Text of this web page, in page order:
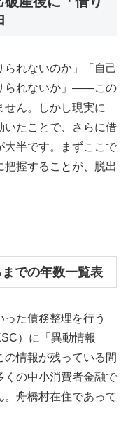
られないのか」「自己
られないか」——この
せん。しかし現実に
いたことで、さらに借
大半です。まずここで
把握することが、脱出
での年数一覧表
た債務整理を行う
）に「異動情報
の情報が残っている間
くの中小消費者金融で
。舟橋村在住であって